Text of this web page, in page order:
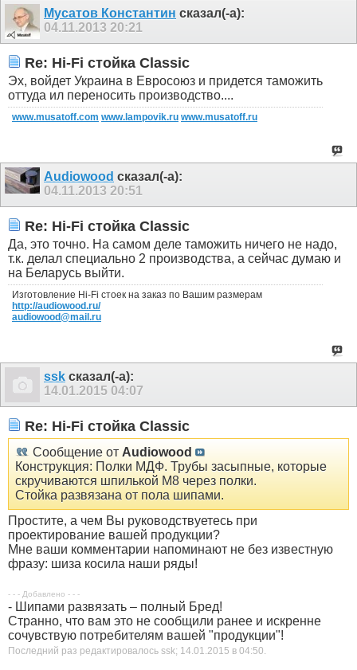
Мусатов Константин сказал(-а):
04.11.2013 20:21
Re: Hi-Fi стойка Classic
Эх, войдет Украина в Евросоюз и придется таможить
оттуда ил переносить производство....
www.musatoff.com www.lampovik.ru www.musatoff.ru
Audiowood сказал(-а):
04.11.2013 20:51
Re: Hi-Fi стойка Classic
Да, это точно. На самом деле таможить ничего не надо,
т.к. делал специально 2 производства, а сейчас думаю и
на Беларусь выйти.
Изготовление Hi-Fi стоек на заказ по Вашим размерам
http://audiowood.ru/
audiowood@mail.ru
ssk сказал(-а):
14.01.2015 04:07
Re: Hi-Fi стойка Classic
Сообщение от Audiowood
Конструкция: Полки МДФ. Трубы засыпные, которые
скручиваются шпилькой М8 через полки.
Стойка развязана от пола шипами.
Простите, а чем Вы руководствуетесь при
проектирование вашей продукции?
Мне ваши комментарии напоминают не без известную
фразу: шиза косила наши ряды!
- - - Добавлено - - -
- Шипами развязать – полный Бред!
Странно, что вам это не сообщили ранее и искренне
сочувствую потребителям вашей "продукции"!
Последний раз редактировалось ssk; 14.01.2015 в 04:50.